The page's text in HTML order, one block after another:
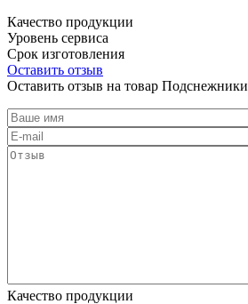
Качество продукции
Уровень сервиса
Срок изготовления
Оставить отзыв
Оставить отзыв на товар Подснежники
Качество продукции